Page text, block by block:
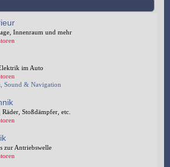
Innenraum und mehr
im Auto
Sound & Navigation
Stoßdämpfer, etc.
zur Antriebswelle